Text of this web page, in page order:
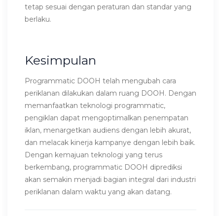
tetap sesuai dengan peraturan dan standar yang
berlaku.
Kesimpulan
Programmatic DOOH telah mengubah cara
periklanan dilakukan dalam ruang DOOH. Dengan
memanfaatkan teknologi programmatic,
pengiklan dapat mengoptimalkan penempatan
iklan, menargetkan audiens dengan lebih akurat,
dan melacak kinerja kampanye dengan lebih baik.
Dengan kemajuan teknologi yang terus
berkembang, programmatic DOOH diprediksi
akan semakin menjadi bagian integral dari industri
periklanan dalam waktu yang akan datang.